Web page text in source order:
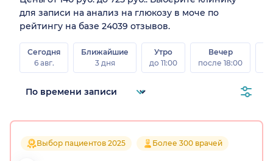
для записи на анализ на глюкозу в моче по
рейтингу на базе 24039 отзывов.
Сегодня
6 авг.
Ближайшие
3 дня
Утро
до 11:00
Вечер
после 18:00
Выбор пациентов 2025 Более 300 врачей